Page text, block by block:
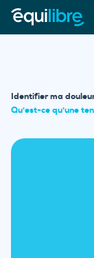
Identifier ma
Qu'est-ce qu'une